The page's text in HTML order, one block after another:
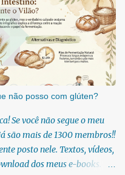
baseadas em ciência de
Se você gosta de chás e
já tenha confundido o
Também conhecida
uma erva
sugiro que você siga o
novos diretamente no seu
A
aproveitada por aqueles
não posso com glúten?
Se você não segue o meu
são mais de 1300 membros!!
posto nele. Textos, vídeos,
dos meus e-books.